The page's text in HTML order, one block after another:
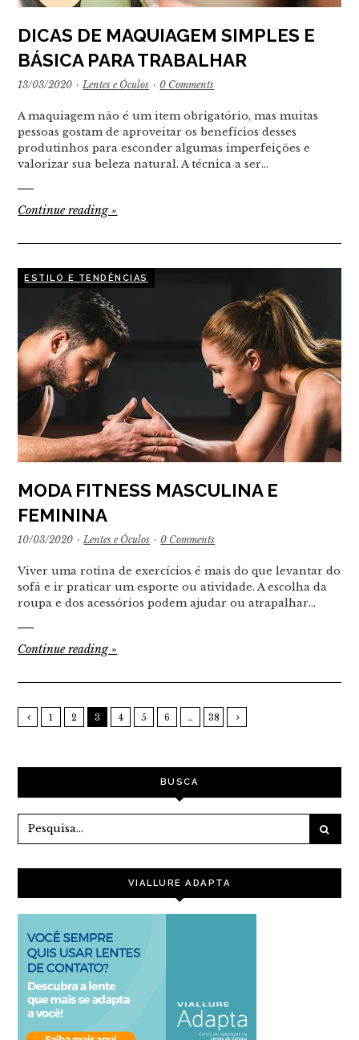
DICAS DE MAQUIAGEM SIMPLES E
BÁSICA PARA TRABALHAR
13/03/2020 · Lentes e Óculos · 0 Comments
A maquiagem não é um item obrigatório, mas muitas
pessoas gostam de aproveitar os benefícios desses
produtinhos para esconder algumas imperfeições e
valorizar sua beleza natural. A técnica a ser…
Continue reading»
ESTILO E TENDÊNCIAS
MODA FITNESS MASCULINA E
FEMININA
10/03/2020 · Lentes e Óculos · 0 Comments
Viver uma rotina de exercícios é mais do que levantar do
sofá e ir praticar um esporte ou atividade. A escolha da
roupa e dos acessórios podem ajudar ou atrapalhar…
Continue reading»
1 2 3 4 5 6 … 38
BUSCA
VIALLURE ADAPTA